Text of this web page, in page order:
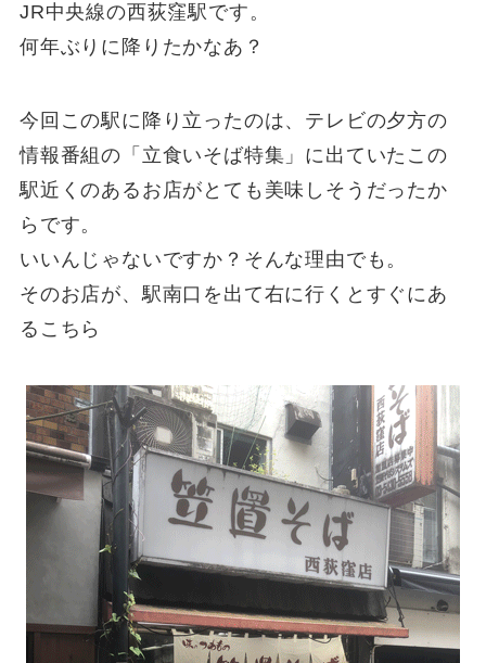
JR中央線の西荻窪駅です。
何年ぶりに降りたかなあ？
今回この駅に降り立ったのは、テレビの夕方の
情報番組の「立食いそば特集」に出ていたこの
駅近くのあるお店がとても美味しそうだったか
らです。
いいんじゃないですか？そんな理由でも。
そのお店が、駅南口を出て右に行くとすぐにあ
るこちら